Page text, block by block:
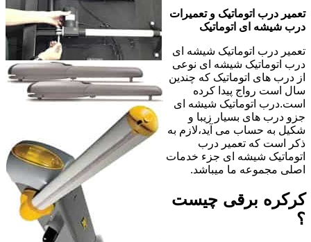
تعمیر درب اتوماتیک و تعمیرات
درب شیشه ای اتوماتیک
تعمیر درب اتوماتیک شیشه ای
درب اتوماتیک شیشه ای نوعی
از درب های اتوماتیک که چندین
سال است رواج پیدا کرده
است.درب اتوماتیک شیشه ای
جزو درب های بسیار زیبا و
شکیل به حساب می آید،لازم به
ذکر است که تعمیر درب
اتوماتیک شیشه ای جزء خدمات
اصلی مجموعه ما میباشد.
کرکره برقی چیست
؟